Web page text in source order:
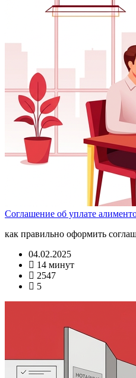
Соглашение об уплате
как правильно оформить
04.02.2025
14 минут
2547
5